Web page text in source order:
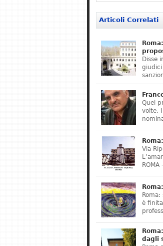
Articoli Correlati
Disse
giudici
Quel
volte.
Via
è
dagli